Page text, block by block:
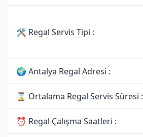
🛠 Regal Servis Tipi :
🌍 Antalya Regal Adresi :
⌛ Ortalama Regal Servis Süresi :
⏰ Regal Çalışma Saatleri :